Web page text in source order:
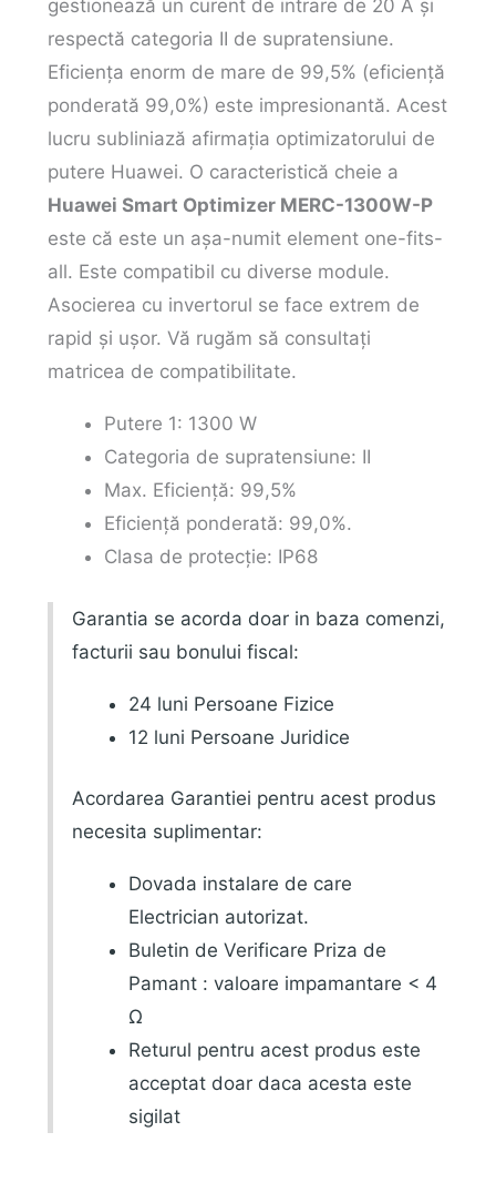
gestionează un curent de intrare de 20 A și
respectă categoria II de supratensiune.
Eficiența enorm de mare de 99,5% (eficiență
ponderată 99,0%) este impresionantă. Acest
lucru subliniază afirmația optimizatorului de
putere Huawei. O caracteristică cheie a
Huawei Smart Optimizer MERC-1300W-P
este că este un așa-numit element one-fits-
all. Este compatibil cu diverse module.
Asocierea cu invertorul se face extrem de
rapid și ușor. Vă rugăm să consultați
matricea de compatibilitate.
Putere 1: 1300 W
Categoria de supratensiune: II
Max. Eficiență: 99,5%
Eficiență ponderată: 99,0%.
Clasa de protecție: IP68
Garantia se acorda doar in baza comenzi,
facturii sau bonului fiscal:
24 luni Persoane Fizice
12 luni Persoane Juridice
Acordarea Garantiei pentru acest produs
necesita suplimentar:
Dovada instalare de care
Electrician autorizat.
Buletin de Verificare Priza de
Pamant : valoare impamantare < 4
Ω
Returul pentru acest produs este
acceptat doar daca acesta este
sigilat